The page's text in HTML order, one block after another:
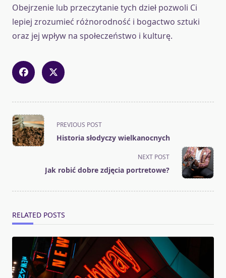
Obejrzenie lub przeczytanie tych dzieł pozwoli Ci
lepiej zrozumieć różnorodność i bogactwo sztuki
oraz jej wpływ na społeczeństwo i kulturę.
<span
class="nav-
subtitle
PREVIOUS POST
Historia słodyczy wielkanocnych
NEXT POST
Jak robić dobre zdjęcia portretowe?
RELATED POSTS